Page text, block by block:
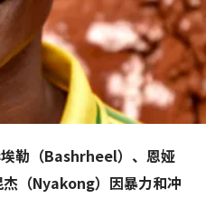
勒（Bashrheel）、恩娅
（Nyakong）因暴力和冲